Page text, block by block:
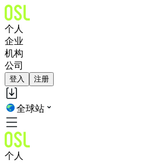
个人
企业
机构
公司
登入 注册
全球站
个人